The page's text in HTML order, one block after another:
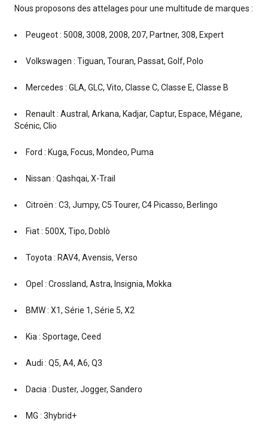
Nous proposons des attelages pour une multitude de marques :
Peugeot : 5008, 3008, 2008, 207, Partner, 308, Expert
Volkswagen : Tiguan, Touran, Passat, Golf, Polo
Mercedes : GLA, GLC, Vito, Classe C, Classe E, Classe B
Renault : Austral, Arkana, Kadjar, Captur, Espace, Mégane,
Scénic, Clio
Ford : Kuga, Focus, Mondeo, Puma
Nissan : Qashqai, X-Trail
Citroën : C3, Jumpy, C5 Tourer, C4 Picasso, Berlingo
Fiat : 500X, Tipo, Doblò
Toyota : RAV4, Avensis, Verso
Opel : Crossland, Astra, Insignia, Mokka
BMW : X1, Série 1, Série 5, X2
Kia : Sportage, Ceed
Audi : Q5, A4, A6, Q3
Dacia : Duster, Jogger, Sandero
MG : 3hybrid+